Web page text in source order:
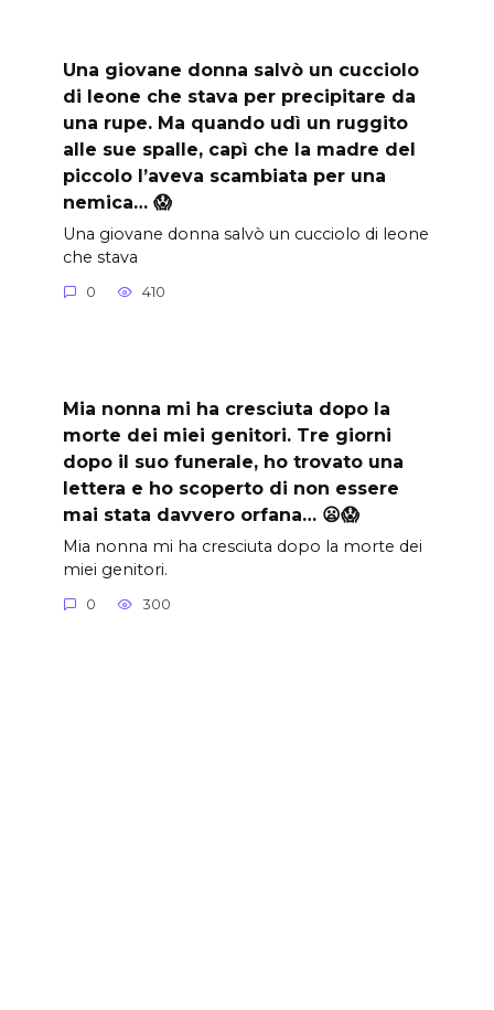
Una giovane donna salvò un cucciolo
di leone che stava per precipitare da
una rupe. Ma quando udì un ruggito
alle sue spalle, capì che la madre del
piccolo l’aveva scambiata per una
nemica… 😱
Una giovane donna salvò un cucciolo di leone
che stava
0 410
Mia nonna mi ha cresciuta dopo la
morte dei miei genitori. Tre giorni
dopo il suo funerale, ho trovato una
lettera e ho scoperto di non essere
mai stata davvero orfana… 😦😱
Mia nonna mi ha cresciuta dopo la morte dei
miei genitori.
0 300